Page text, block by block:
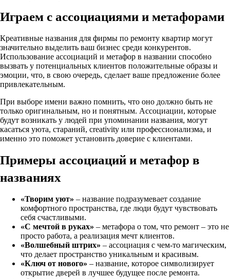
Играем с ассоциациями и метафорами
Креативные названия для фирмы по ремонту квартир могут
значительно выделить ваш бизнес среди конкурентов.
Использование ассоциаций и метафор в названии способно
вызвать у потенциальных клиентов положительные образы и
эмоции, что, в свою очередь, сделает ваше предложение более
привлекательным.
При выборе имени важно помнить, что оно должно быть не
только оригинальным, но и понятным. Ассоциации, которые
будут возникать у людей при упоминании названия, могут
касаться уюта, стараний, creativity или профессионализма, и
именно это поможет установить доверие с клиентами.
Примеры ассоциаций и метафор в
названиях
«Творим уют» – название подразумевает создание
комфортного пространства, где люди будут чувствовать
себя счастливыми.
«С мечтой в руках» – метафора о том, что ремонт – это не
просто работа, а реализация мечт клиентов.
«Волшебный штрих» – ассоциация с чем-то магическим,
что делает пространство уникальным и красивым.
«Ключ от нового» – название, которое символизирует
открытие дверей в лучшее будущее после ремонта.